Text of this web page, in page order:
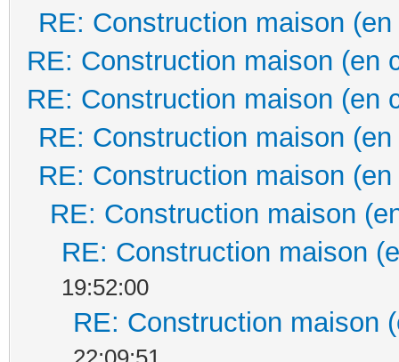
RE: Construction maison
RE: Construction maison (en
RE: Construction maison (en
RE: Construction maison
RE: Construction maison
RE: Construction maison
RE: Construction maison
19:52:00
RE: Construction maison